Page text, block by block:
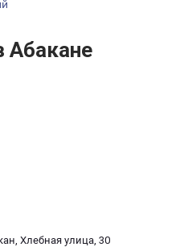
Абакане
Хлебная улица, 30